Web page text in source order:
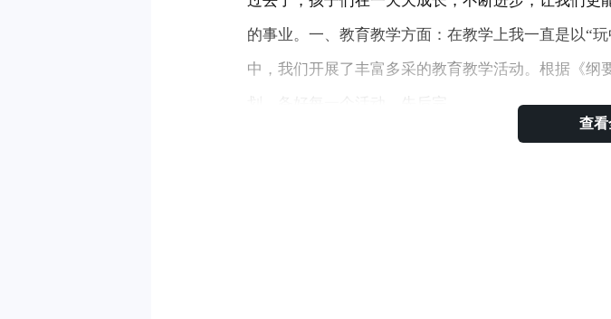
的事业。一、教育教学方面：在教学上我一直是以“
中，我们开展了丰富多采的教育教学活动。根据《
查